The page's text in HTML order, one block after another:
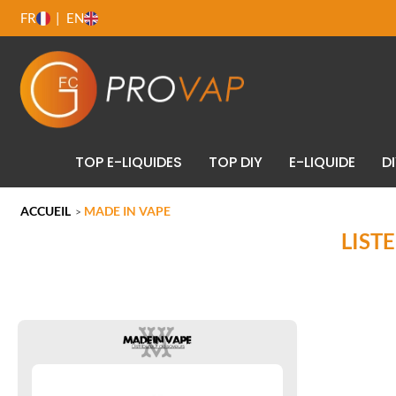
FR EN
TOP E-LIQUIDES TOP DIY E-LIQUIDE
ACCUEIL > MADE IN VAPE